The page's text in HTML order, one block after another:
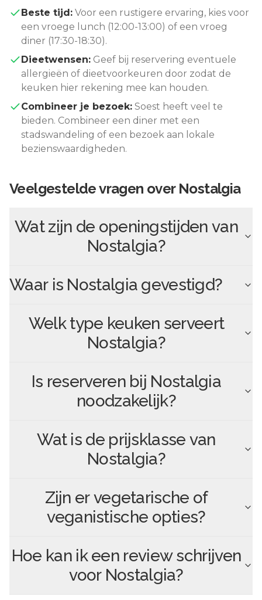
Beste tijd: Voor een rustigere ervaring, kies voor
een vroege lunch (12:00-13:00) of een vroeg
diner (17:30-18:30).
Dieetwensen: Geef bij reservering eventuele
allergieën of dieetvoorkeuren door zodat de
keuken hier rekening mee kan houden.
Combineer je bezoek: Soest heeft veel te
bieden. Combineer een diner met een
stadswandeling of een bezoek aan lokale
bezienswaardigheden.
Veelgestelde vragen over Nostalgia
Wat zijn de openingstijden van
Nostalgia?
Waar is Nostalgia gevestigd?
Welk type keuken serveert
Nostalgia?
Is reserveren bij Nostalgia
noodzakelijk?
Wat is de prijsklasse van
Nostalgia?
Zijn er vegetarische of
veganistische opties?
Hoe kan ik een review schrijven
voor Nostalgia?